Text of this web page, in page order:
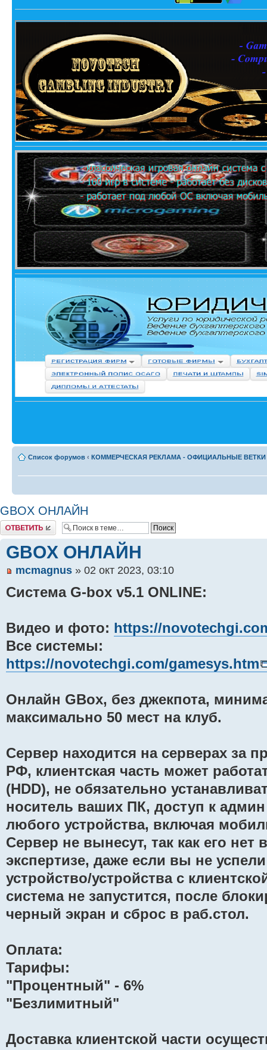
Список форумов ‹ КОММЕРЧЕСКАЯ РЕКЛАМА - ОФИЦИАЛЬНЫЕ
GBOX ОНЛАЙН
Комментировать
GBOX ОНЛАЙН
mcmagnus » 02 окт 2023, 03:10
Система G-box v5.1 ONLINE:
Видео и фото: https://
Все системы:
https://novotechgi.com/gamesys.htm
Онлайн GBox, без джекпота,
максимально 50 мест на клуб.
Сервер находится на серверах за
РФ, клиентская часть может
(HDD), не обязательно
носитель ваших ПК, доступ к
любого устройства, включая
Сервер не вынесут, так как его
экспертизе, даже если вы не
устройство/устройства с
система не запустится, после
черный экран и сброс в раб.стол.
Оплата:
Тарифы:
"Процентный" - 6%
"Безлимитный"
Доставка клиентской части